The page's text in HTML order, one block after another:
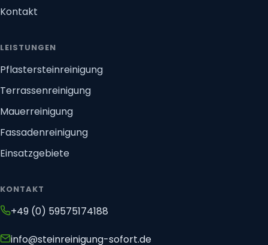
Kontakt
LEISTUNGEN
Pflastersteinreinigung
Terrassenreinigung
Mauerreinigung
Fassadenreinigung
Einsatzgebiete
KONTAKT
+49 (0) 59575174188
info@steinreinigung-sofort.de